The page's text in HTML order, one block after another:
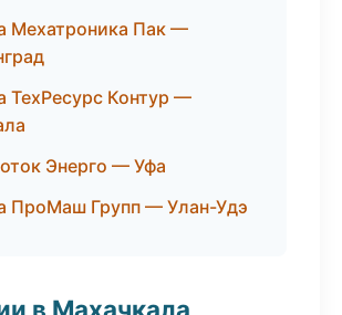
Мехатроника Пак —
ТехРесурс Контур —
Энерго — Уфа
ПроМаш Групп — Улан-Удэ
в Махачкала